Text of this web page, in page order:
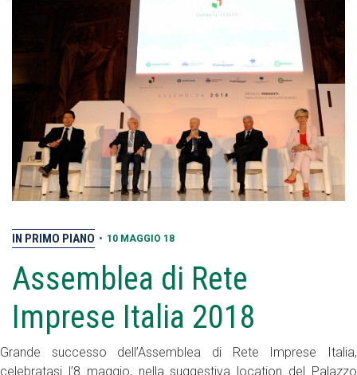
IN PRIMO PIANO • 10 MAGGIO 18
Assemblea di Rete
Imprese Italia 2018
Grande successo dell’Assemblea di Rete Imprese Italia,
celebratasi l’8 maggio, nella suggestiva location del Palazzo